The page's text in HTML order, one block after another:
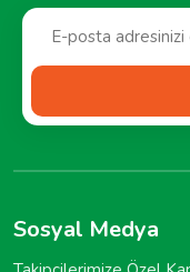
Sosyal Medya